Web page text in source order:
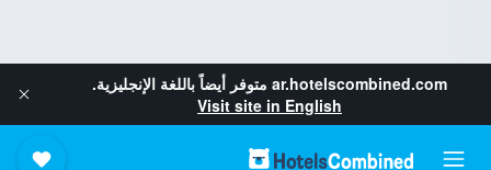
ar.hotelscombined.com متوفر أيضاً باللغة الإنجليزية.
Visit site in English